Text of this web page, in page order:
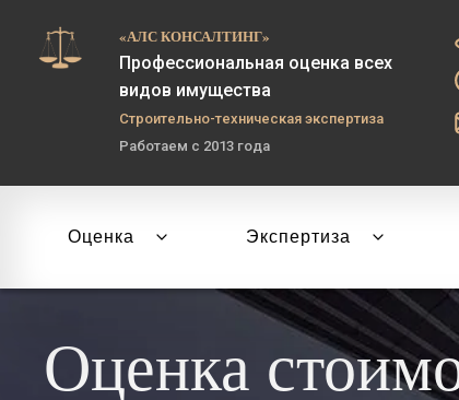
«АЛС КОНСАЛТИНГ»
Профессиональная оценка всех
видов имущества
Строительно-техническая экспертиза
Работаем с 2013 года
Оценка Экспертиза
Оценка